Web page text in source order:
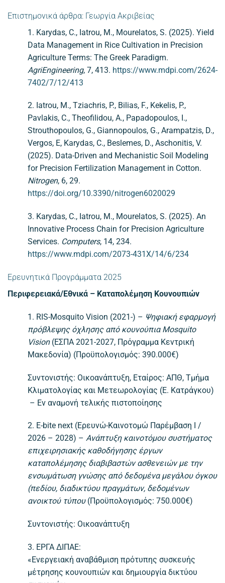
Επιστημονικά άρθρα: Γεωργία Ακριβείας
1. Karydas, C., Iatrou, M., Mourelatos, S. (2025). Yield
Data Management in Rice Cultivation in Precision
Agriculture Terms: The Greek Paradigm.
AgriEngineering, 7, 413. https://www.mdpi.com/2624-
7402/7/12/413
2. Iatrou, M., Tziachris, P., Bilias, F., Kekelis, P.,
Pavlakis, C., Theofilidou, A., Papadopoulos, I.,
Strouthopoulos, G., Giannopoulos, G., Arampatzis, D.,
Vergos, E, Karydas, C., Beslemes, D., Aschonitis, V.
(2025). Data-Driven and Mechanistic Soil Modeling
for Precision Fertilization Management in Cotton.
Nitrogen, 6, 29.
https://doi.org/10.3390/nitrogen6020029
3. Karydas, C., Iatrou, M., Mourelatos, S. (2025). An
Innovative Process Chain for Precision Agriculture
Services. Computers, 14, 234.
https://www.mdpi.com/2073-431X/14/6/234
Ερευνητικά Προγράμματα 2025
Περιφερειακά/Εθνικά – Καταπολέμηση Κουνουπιών
1. RIS-Mosquito Vision (2021-) – Ψηφιακή εφαρμογή
πρόβλεψης όχλησης από κουνούπια Mosquito
Vision(ΕΣΠΑ 2021-2027, Πρόγραμμα Κεντρική
Μακεδονία) (Προϋπολογισμός: 390.000€)
Συντονιστής: Οικοανάπτυξη, Εταίρος: ΑΠΘ, Τμήμα
Κλιματολογίας και Μετεωρολογίας (Ε. Κατράγκου)
– Εν αναμονή τελικής πιστοποίησης
2. E-bite next (Ερευνώ-Καινοτομώ Παρέμβαση Ι /
2026 – 2028) – Ανάπτυξη καινοτόμου συστήματος
επιχειρησιακής καθοδήγησης έργων
καταπολέμησης διαβιβαστών ασθενειών με την
ενσωμάτωση γνώσης από δεδομένα μεγάλου όγκου
(πεδίου, διαδικτύου πραγμάτων, δεδομένων
ανοικτού τύπου (Προϋπολογισμός: 750.000€)
Συντονιστής: Οικοανάπτυξη
3. ΕΡΓΑ ΔΙΠΑE:
«Ενεργειακή αναβάθμιση πρότυπης συσκευής
μέτρησης κουνουπιών και δημιουργία δικτύου